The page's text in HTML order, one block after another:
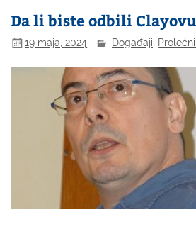
Da li biste odbili
19 maja, 2024 Događaji